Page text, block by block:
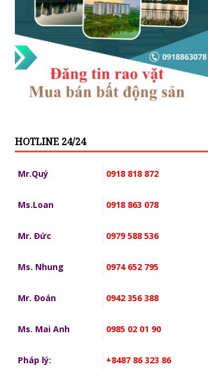
HOTLINE 24/24
Mr.Quý 0918 818 872
Ms.Loan 0918 863 078
Mr. Đức 0979 588 536
Ms. Nhung 0974 652 795
Mr. Đoán 0942 356 388
Ms. Mai Anh 0985 02 01 90
Pháp lý: +8487 86 323 86